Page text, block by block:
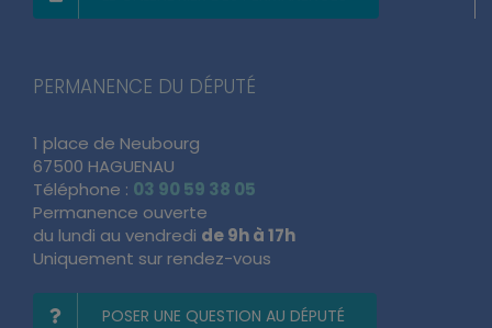
PERMANENCE DU DÉPUTÉ
1 place de Neubourg
67500 HAGUENAU
Téléphone : 03 90 59 38 05
Permanence ouverte
du lundi au vendredi de 9h à 17h
Uniquement sur rendez-vous
POSER UNE QUESTION AU DÉPUTÉ